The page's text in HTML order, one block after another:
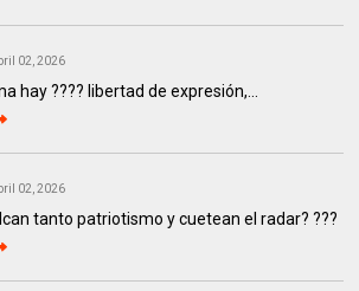
02, 2026
hay ???? libertad de expresión,...
02, 2026
tanto patriotismo y cuetean el radar? ???